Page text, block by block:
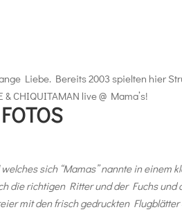
Liebe. Bereits 2003 spielten hier
& CHIQUITAMAN live @ Mama’s!
sich “Mamas” nannte in einem
die richtigen Ritter und der Fuchs und
mit den frisch gedruckten